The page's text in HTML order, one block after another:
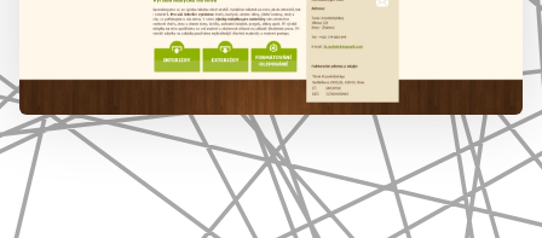
777 353 464